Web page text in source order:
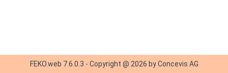
FEKO.web 7.6.0.3 - Copyright @ 2026 by Concevis AG